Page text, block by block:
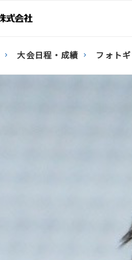
大会日程・成績 フォト